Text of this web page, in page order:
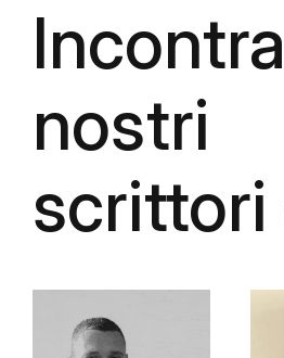
nostri
scrittori